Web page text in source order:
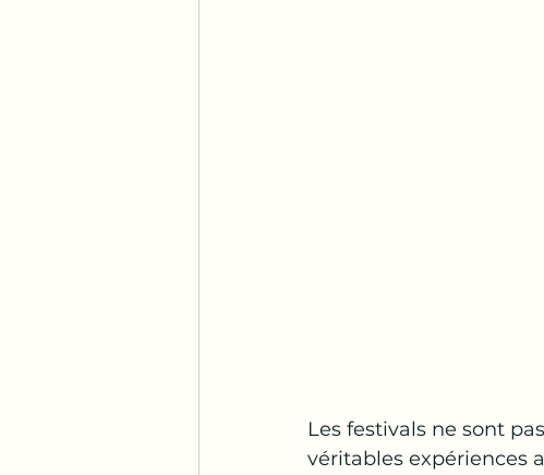
Les festivals ne sont
véritables expériences